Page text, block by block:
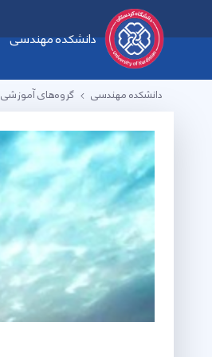
دانشکده مهندسی
دانشکده مهندسی گروه‌های آموزشی